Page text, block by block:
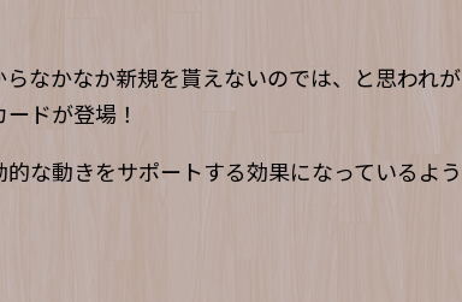
なかなか新規を貰えないのでは、と思われが
ドが登場！
な動きをサポートする効果になっているよう